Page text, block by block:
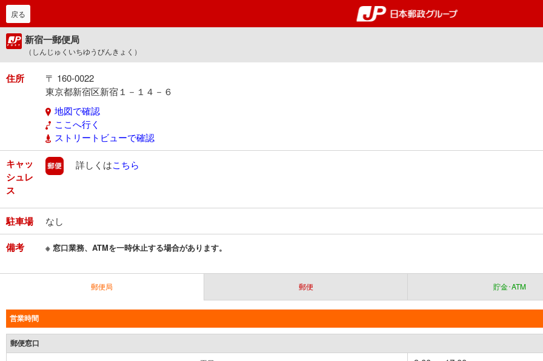
郵便局・日本郵政グルー
戻る
新宿一郵便局
（しんじゅくいちゆうびんきょく）
住所
〒 160-0022
東京都新宿区新宿１－１４－６
地図で確認
ここへ行く
ストリートビューで確認
キャッ
シュレ
ス
郵便
詳しくはこちら
駐車場 なし
備考 ※ 窓口業務、ATMを一時休止する場合があります。
郵便局 郵便 貯金･ATM
営業時間
郵便窓口